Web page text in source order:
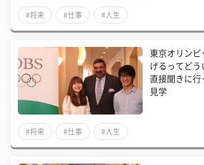
#将来 #仕事 #人生
東京オリンピ
げるってどう
直接聞きに行
見学
#将来 #仕事 #人生